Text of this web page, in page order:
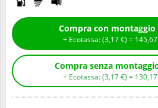
+ Ecotassa: (3,17€ ) = 145,67
+ Ecotassa: (3,17€ ) = 130,17